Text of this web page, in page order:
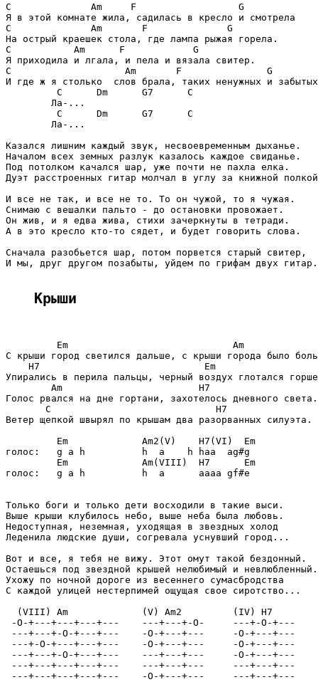
C              Am     F                  G
Я в этой комнате жила, садилась в кресло и смотрела
C              Am       F              G
На острый краешек стола, где лампа рыжая горела.
C           Am      F            G
Я приходила и лгала, и пела и вязала свитер.
C                    Am       F               G
И где ж я столько  слов брала, таких ненужных и
         C      Dm      G7      C
        Ла-...
         C      Dm      G7      C
        Ла-...
Казался лишним каждый звук, несвоевременным дыханье.
Началом всех земных разлук казалось каждое свиданье.
Под потолком качался шар, уже почти не пахла елка.
Дуэт расстроенных гитар молчал в углу за книжной
И все не так, и все не то. То он чужой, то я чужая.
Снимаю с вешалки пальто - до остановки провожает.
Он жив, и я едва жива, стихи зачеркнуты в тетради.
А в это кресло кто-то сядет, и будет говорить слова.
Сначала разобьется шар, потом порвется старый свитер,
И мы, друг другом позабыты, уйдем по грифам двух гитар.
Крыши
         Em                             Am
С крыши город светился дальше, с крыши города было
    H7                             Em
Упирались в перила пальцы, черный воздух глотался горше
        Am                        H7
Голос рвался на дне гортани, захотелось дневного света.
       C                             H7
Ветер щепкой швырял по крышам два разорванных силуэта.
         Em             Am2(V)    H7(VI)  Em
голос:   g a h          h  a    h haa  ag#g
         Em             Am(VIII)  H7      Em
голос:   g a h          h  a      aaaa gf#e
Только боги и только дети восходили в такие выси.
Выше крыши клубилось небо, выше неба была любовь.
Недоступная, неземная, уходящая в звездных холод
Леденила людские души, согревала уснувший город...
Вот и все, я тебя не вижу. Этот омут такой бездонный.
Остаешься под звездной крышей нелюбимый и невлюбленный.
Ухожу по ночной дороге из весеннего сумасбродства
С каждой улицей нестерпимей ощущая свое сиротство...
  (VIII) Am             (V) Am2         (IV) H7
-O-+---+---+---+---    ---+---+-O-     ---+-O-+---
---+---+-O-+---+---    -O-+---+---     -O-+---+---
---+-O-+---+---+---    -O-+---+---     -O-+---+---
---+---+-O-+---+---    ---+---+---     -O-+---+---
---+---+---+---+---    ---+---+---     ---+---+---
---+---+---+---+---    -O-+---+---     ---+---+---